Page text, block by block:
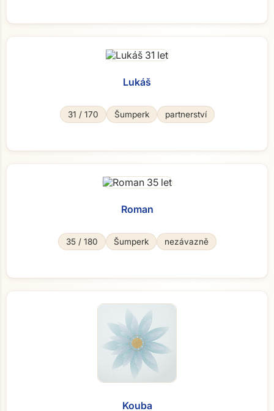
Lukáš
31 / 170 Šumperk partnerství
Roman
35 / 180 Šumperk nezávazně
Kouba